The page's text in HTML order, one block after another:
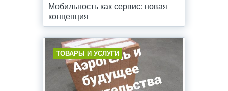
Мобильность как сервис: новая
концепция
ТОВАРЫ И УСЛУГИ